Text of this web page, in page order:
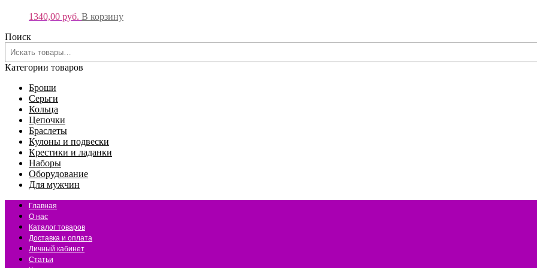
1340,00 руб. В корзину
Поиск
Категории товаров
Броши
Серьги
Кольца
Цепочки
Браслеты
Кулоны и подвески
Крестики и ладанки
Наборы
Оборудование
Для мужчин
Главная
О нас
Каталог товаров
Доставка и оплата
Личный кабинет
Статьи